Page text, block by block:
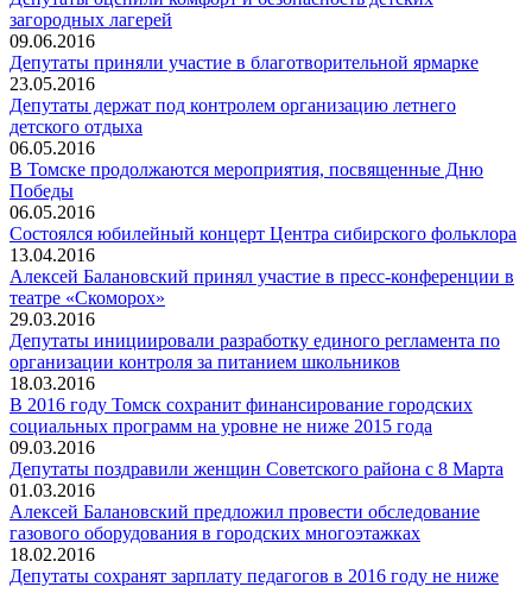
загородных лагерей
09.06.2016
Депутаты приняли участие в благотворительной ярмарке
23.05.2016
Депутаты держат под контролем организацию летнего
детского отдыха
06.05.2016
В Томске продолжаются мероприятия, посвященные Дню
Победы
06.05.2016
Состоялся юбилейный концерт Центра сибирского фольклора
13.04.2016
Алексей Балановский принял участие в пресс-конференции в
театре «Скоморох»
29.03.2016
Депутаты инициировали разработку единого регламента по
организации контроля за питанием школьников
18.03.2016
В 2016 году Томск сохранит финансирование городских
социальных программ на уровне не ниже 2015 года
09.03.2016
Депутаты поздравили женщин Советского района с 8 Марта
01.03.2016
Алексей Балановский предложил провести обследование
газового оборудования в городских многоэтажках
18.02.2016
Депутаты сохранят зарплату педагогов в 2016 году не ниже